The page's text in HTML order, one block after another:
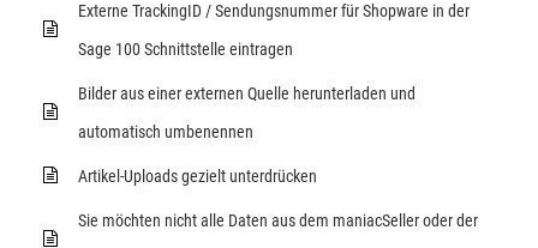
Externe TrackingID / Sendungsnummer für Shopware in der
Sage 100 Schnittstelle eintragen
Bilder aus einer externen Quelle herunterladen und
automatisch umbenennen
Artikel-Uploads gezielt unterdrücken
Sie möchten nicht alle Daten aus dem maniacSeller oder der
maniac Support-Assistent
Wie kann ich heute helfen?